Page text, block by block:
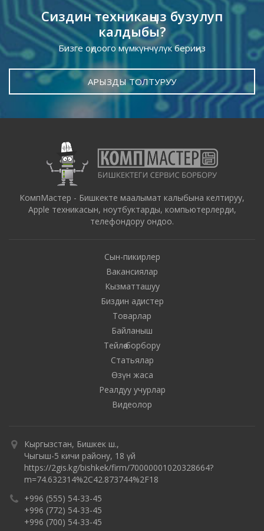
Сиздин техникаңыз бузулуп
калдыбы?
Бизге оңдоого мүмкүнчүлүк бериңиз
АРЫЗДЫ ТОЛТУРУУ
КомпМастер - Бишкекте маалымат калыбына келтируу,
Apple техникасын, ноутбуктарды, компьютерлерди,
телефондору ондоо.
Сын-пикирлер
Вакансиялар
Кызматташуу
Биздин адистер
Товарлар
Байланыш
Тейлөө борбору
Статьялар
Өзүн жаса
Реалдуу учурлар
Видеолор
Кыргызстан, Бишкек ш.,
Чыгыш-5 кичи району, 18 үй
https://2gis.kg/bishkek/firm/70000001020328664?
m=74.632314%2C42.873744%2F18
+996 (555) 54-33-45
+996 (772) 54-33-45
+996 (700) 54-33-45